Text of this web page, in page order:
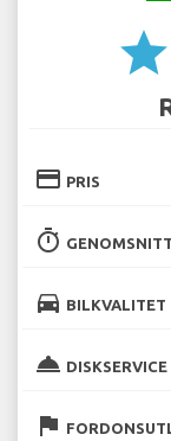
star
credit_card PRIS
timer
directions_car BILKVALITET
room_service DISKSERVICE
flag